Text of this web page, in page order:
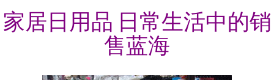
家居日用品 日常生活中的销
售蓝海